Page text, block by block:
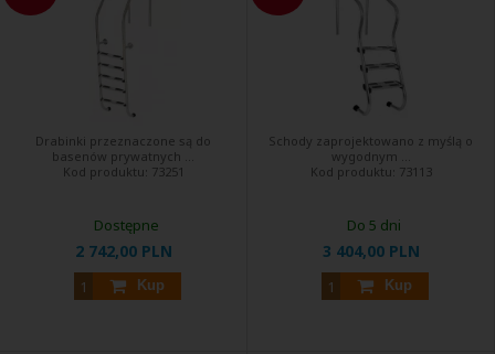
Drabinki przeznaczone są do
basenów prywatnych ...
Kod produktu: 73251
2 742,00 PLN
Kup
Dostępne
Schody zaprojektowano z myślą o
wygodnym ...
Kod produktu: 73113
3 404,00 PLN
Kup
Do 5 dni